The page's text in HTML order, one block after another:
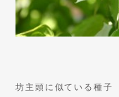
坊主頭に似ている種